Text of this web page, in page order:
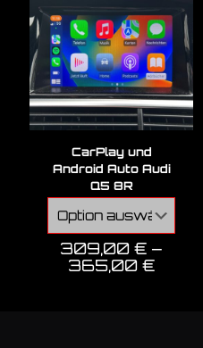
CarPlay und
Android Auto Audi
Q5 8R
309,00€ –
365,00€